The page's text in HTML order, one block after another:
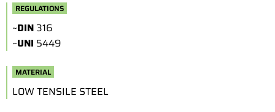
REGULATIONS
~DIN 316
~UNI 5449
MATERIAL
LOW TENSILE STEEL